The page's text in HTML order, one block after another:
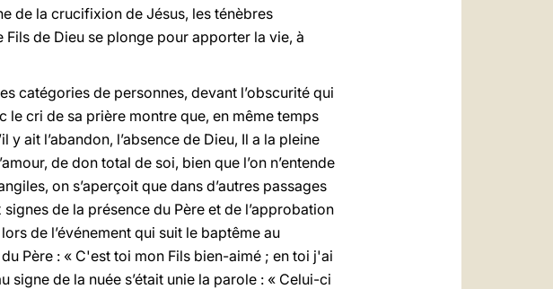
de la crucifixion de Jésus, les ténèbres
de Dieu se plonge pour apporter la vie, à
catégories de personnes, devant l’obscurité qui
cri de sa prière montre que, en même temps
ait l’abandon, l’absence de Dieu, Il a la pleine
de don total de soi, bien que l’on n’entende
on s’aperçoit que dans d’autres passages
de la présence du Père et de l’approbation
de l’événement qui suit le baptême au
Père : « C'est toi mon Fils bien-aimé ; en toi j'ai
signe de la nuée s’était unie la parole : « Celui-ci